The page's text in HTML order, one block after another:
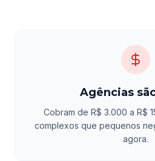
Agências
Cobram de R$ 3.000 a R$
complexos que pequenos
agora.